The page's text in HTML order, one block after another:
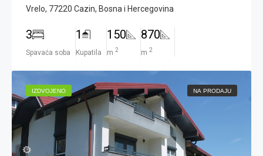
Vrelo, 77220 Cazin, Bosna i Hercegovina
3
Spavaća soba
1
Kupatila
150
m 2
870
m 2
IZDVOJENO NA PRODAJU